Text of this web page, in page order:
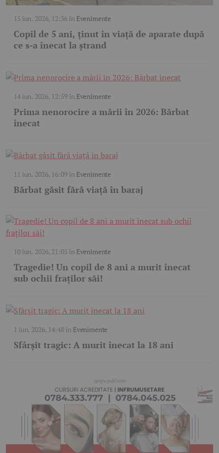
15 iun. 2026, 12:36în Evenimente
Copil de 5 ani, ținut în viață de aparate după
ce s-a înecat la ștrand
14 iun. 2026, 12:59în Evenimente
Prima nenorocire a mării în 2026: Bărbat
înecat
11 iun. 2026, 16:09în Evenimente
Bărbat găsit fără viață în baraj
10 iun. 2026, 21:05 în Evenimente
Tragedie! Un copil de 8 ani a murit înecat
sub ochii fraților săi!
1 iun. 2026, 14:48în Evenimente
Sfârșit tragic: A murit înecat la 18 ani